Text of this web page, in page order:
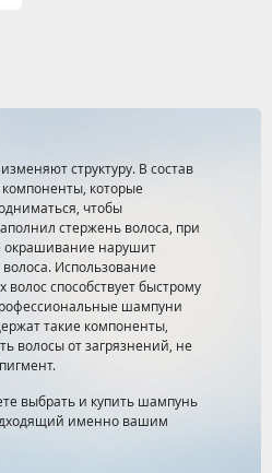
структуру. В состав
которые
чтобы
стержень волоса, при
нарушит
Использование
способствует быстрому
шампуни
такие компоненты,
волосы от загрязнений, не
выбрать и купить шампунь
именно вашим